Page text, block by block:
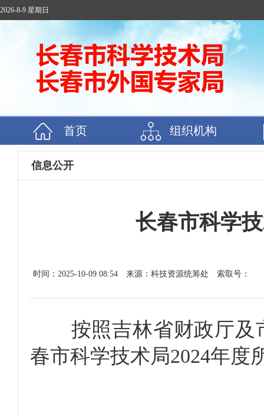
2026-8-9 星期日
首页 组织机构
信息公开
长春市科学
时间：2025-10-09 08:54 来源：科技资源统筹处 索取号：
按照吉林省财政厅及
春市科学技术局2024年度